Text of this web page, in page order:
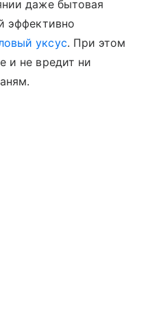
даже бытовая
эффективно
уксус. При этом
и не вредит ни